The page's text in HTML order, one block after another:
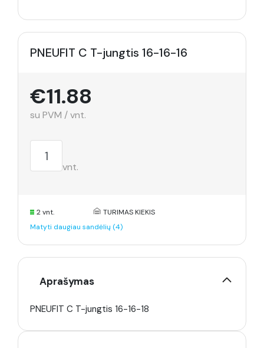
PNEUFIT C T-jungtis 16-16-16
€11.88
su PVM / vnt.
vnt.
2 vnt.
TURIMAS KIEKIS
Matyti daugiau sandėlių (4)
Aprašymas
PNEUFIT C T-jungtis 16-16-18